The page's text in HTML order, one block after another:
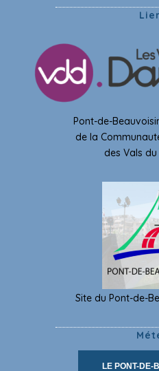
Pont-de-
de la
des Vals
Site du Pont-de-